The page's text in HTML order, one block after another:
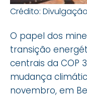
Crédito: Divulgação
O papel dos
transição
centrais da COP
mudança
novembro, em